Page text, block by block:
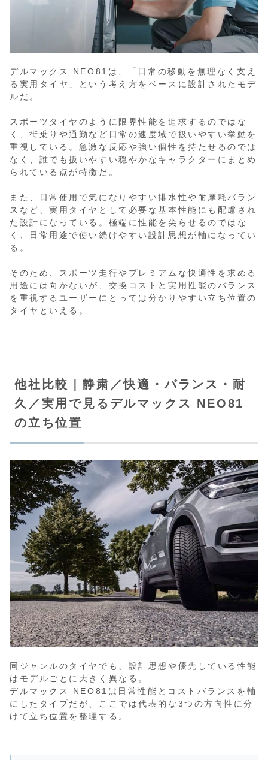
デルマックス NEO81は、「日常の移動を無理なく支え
る実用タイヤ」という考え方をベースに設計されたモデ
ルだ。
スポーツタイヤのように限界性能を追求するのではな
く、街乗りや通勤など日常の速度域で扱いやすい挙動を
重視している。急激な反応や強い個性を持たせるのでは
なく、誰でも扱いやすい穏やかなキャラクターにまとめ
られている点が特徴だ。
また、日常使用で気になりやすい排水性や耐摩耗バラン
スなど、実用タイヤとして必要な基本性能にも配慮され
た設計になっている。極端に性能を尖らせるのではな
く、日常用途で使い続けやすい設計思想が軸になってい
る。
そのため、スポーツ走行やプレミアムな快適性を求める
用途には向かないが、交換コストと実用性能のバランス
を重視するユーザーにとっては分かりやすい立ち位置の
タイヤといえる。
他社比較｜静粛／快適・バランス・耐
久／実用で見るデルマックス NEO81
の立ち位置
同ジャンルのタイヤでも、設計思想や優先している性能
はモデルごとに大きく異なる。
デルマックス NEO81は日常性能とコストバランスを軸
にしたタイプだが、ここでは代表的な3つの方向性に分
けて立ち位置を整理する。